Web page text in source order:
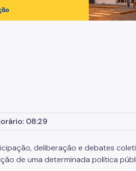
08:29
deliberação e debates
de uma determinada política